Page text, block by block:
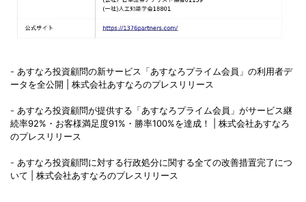
- あすなろ投資顧問の新サービス「あすなろプライム会員」の利用者デ
ータを全公開 | 株式会社あすなろのプレスリリース
- あすなろ投資顧問が提供する「あすなろプライム会員」がサービス継
続率92%・お客様満足度91%・勝率100%を達成！ | 株式会社あすなろ
のプレスリリース
- あすなろ投資顧問に対する行政処分に関する全ての改善措置完了につ
いて | 株式会社あすなろのプレスリリース